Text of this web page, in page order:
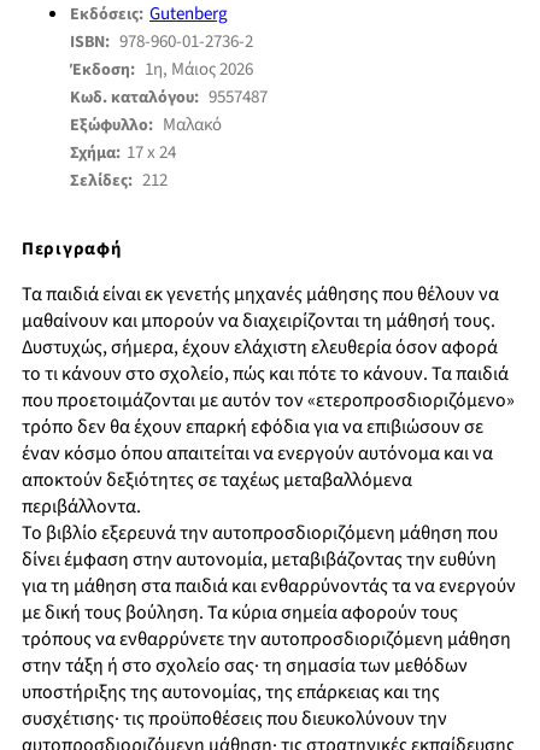
Εκδόσεις: Gutenberg
ISBN: 978-960-01-2736-2
Έκδοση: 1η, Μάιος 2026
Κωδ. καταλόγου: 9557487
Εξώφυλλο: Μαλακό
Σχήμα: 17 x 24
Σελίδες: 212
Περιγραφή
Τα παιδιά είναι εκ γενετής μηχανές μάθησης που θέλουν να
μαθαίνουν και μπορούν να διαχειρίζονται τη μάθησή τους.
Δυστυχώς, σήμερα, έχουν ελάχιστη ελευθερία όσον αφορά
το τι κάνουν στο σχολείο, πώς και πότε το κάνουν. Τα παιδιά
που προετοιμάζονται με αυτόν τον «ετεροπροσδιοριζόμενο»
τρόπο δεν θα έχουν επαρκή εφόδια για να επιβιώσουν σε
έναν κόσμο όπου απαιτείται να ενεργούν αυτόνομα και να
αποκτούν δεξιότητες σε ταχέως μεταβαλλόμενα
περιβάλλοντα.
Το βιβλίο εξερευνά την αυτοπροσδιοριζόμενη μάθηση που
δίνει έμφαση στην αυτονομία, μεταβιβάζοντας την ευθύνη
για τη μάθηση στα παιδιά και ενθαρρύνοντάς τα να ενεργούν
με δική τους βούληση. Τα κύρια σημεία αφορούν τους
τρόπους να ενθαρρύνετε την αυτοπροσδιοριζόμενη μάθηση
στην τάξη ή στο σχολείο σας· τη σημασία των μεθόδων
υποστήριξης της αυτονομίας, της επάρκειας και της
συσχέτισης· τις προϋποθέσεις που διευκολύνουν την